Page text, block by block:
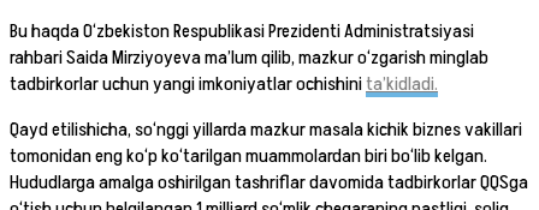
Bu haqda O‘zbekiston Respublikasi Prezidenti Administratsiyasi
rahbari Saida Mirziyoyeva ma’lum qilib, mazkur o‘zgarish minglab
tadbirkorlar uchun yangi imkoniyatlar ochishinita’kidladi.
Qayd etilishicha, so‘nggi yillarda mazkur masala kichik biznes vakillari
tomonidan eng ko‘p ko‘tarilgan muammolardan biri bo‘lib kelgan.
Hududlarga amalga oshirilgan tashriflar davomida tadbirkorlar QQSga